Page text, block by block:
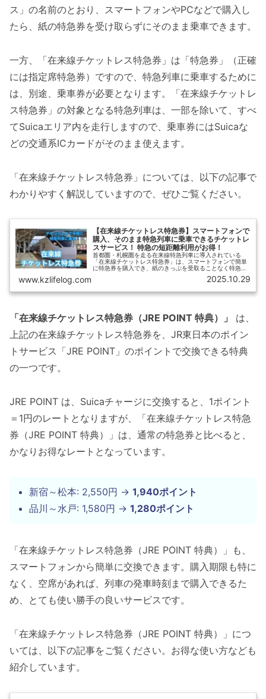
ス」の名前のとおり、スマートフォンやPCなどで購入し
たら、紙の特急券を受け取らずにそのまま乗車できます。
一方、「在来線チケットレス特急券」は「特急券」（正確
には指定席特急券）ですので、特急列車に乗車するために
は、別途、乗車券が必要となります。「在来線チケットレ
ス特急券」の対象となる特急列車は、一部を除いて、すべ
てSuicaエリア内を走行しますので、乗車券にはSuicaな
どの交通系ICカードがそのまま使えます。
「在来線チケットレス特急券」については、以下の記事で
わかりやすく解説していますので、ぜひご覧ください。
【在来線チケットレス特急券】スマートフォンで
購入、そのまま特急列車に乗車できるチケットレ
スサービス！ 特急の短距離利用がお得！
首都圏・札幌圏を走る在来線特急列車に導入されている
「在来線チケットレス特急券」は、スマートフォンで簡単
に特急券を購入でき、紙のきっぷを受取ることなく特急列
車に乗車できるサービスです。【ひさの乗り鉄ブログ】で
は、「在来線チケットレス特急券」の概要と、購入方法・
www.kzlifelog.com 2025.10.29
「在来線チケットレス特急券（JRE POINT 特典）」
は、
上記の在来線チケットレス特急券を、JR東日本のポイン
トサービス「JRE POINT」のポイントで交換できる特典
の一つです。
JRE POINT は、Suicaチャージに交換すると、1ポイント
＝1円のレートとなりますが、「在来線チケットレス特急
券（JRE POINT 特典）」は、通常の特急券と比べると、
かなりお得なレートとなっています。
新宿～松本: 2,550円 →1,940ポイント
品川～水戸: 1,580円 →1,280ポイント
「在来線チケットレス特急券（JRE POINT 特典）」も、
スマートフォンから簡単に交換できます。購入期限も特に
なく、空席があれば、列車の発車時刻まで購入できるた
め、とても使い勝手の良いサービスです。
「在来線チケットレス特急券（JRE POINT 特典）」につ
いては、以下の記事をご覧ください。お得な使い方なども
紹介しています。